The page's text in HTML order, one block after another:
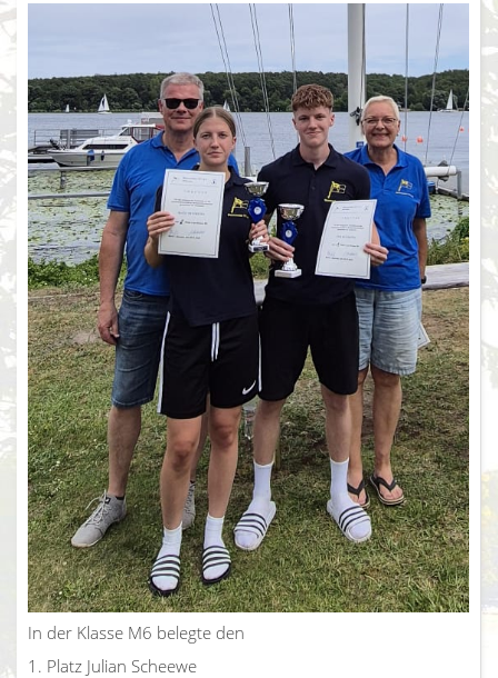
In der Klasse M6 belegte den
1. Platz Julian Scheewe